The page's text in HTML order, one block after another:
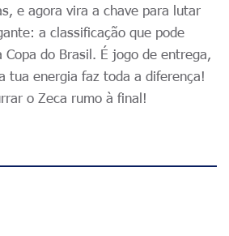
e agora vira a chave para lutar
a classificação que pode
do Brasil. É jogo de entrega,
tua energia faz toda a diferença!
o Zeca rumo à final!